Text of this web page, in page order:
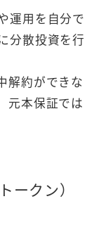
運用を自分で
分散投資を行
解約ができな
元本保証では
ークン）